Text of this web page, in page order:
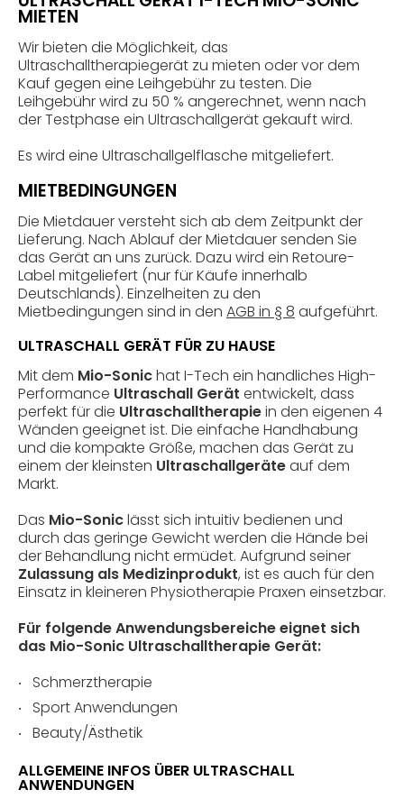
MIETEN
Wir bieten die Möglichkeit, das
Ultraschalltherapiegerät zu mieten oder vor dem
Kauf gegen eine Leihgebühr zu testen. Die
Leihgebühr wird zu 50 % angerechnet, wenn nach
der Testphase ein Ultraschallgerät gekauft wird.
Es wird eine Ultraschallgelflasche mitgeliefert.
MIETBEDINGUNGEN
Die Mietdauer versteht sich ab dem Zeitpunkt der
Lieferung. Nach Ablauf der Mietdauer senden Sie
das Gerät an uns zurück. Dazu wird ein Retoure-
Label mitgeliefert (nur für Käufe innerhalb
Deutschlands). Einzelheiten zu den
Mietbedingungen sind in den AGB in § 8 aufgeführt.
ULTRASCHALL GERÄT FÜR ZU HAUSE
Mit dem Mio-Sonichat I-Tech ein handliches High-
Performance Ultraschall Gerät entwickelt, dass
perfekt für die Ultraschalltherapiein den eigenen 4
Wänden geeignet ist. Die einfache Handhabung
und die kompakte Größe, machen das Gerät zu
einem der kleinsten Ultraschallgeräteauf dem
Markt.
Das Mio-Soniclässt sich intuitiv bedienen und
durch das geringe Gewicht werden die Hände bei
der Behandlung nicht ermüdet. Aufgrund seiner
Zulassung als Medizinprodukt, ist es auch für den
Einsatz in kleineren Physiotherapie Praxen einsetzbar.
Für folgende Anwendungsbereiche eignet sich
das Mio-Sonic Ultraschalltherapie Gerät:
Schmerztherapie
Sport Anwendungen
Beauty/Ästhetik
ALLGEMEINE INFOS ÜBER ULTRASCHALL
ANWENDUNGEN